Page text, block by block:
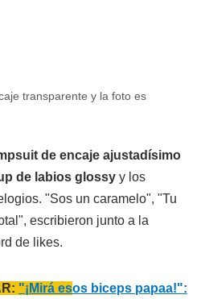
transparente y la foto es
de encaje ajustadísimo
de labios glossy y los
"Sos un caramelo", "Tu
escribieron junto a la
de likes.
"¡Mirá esos biceps papaa!":